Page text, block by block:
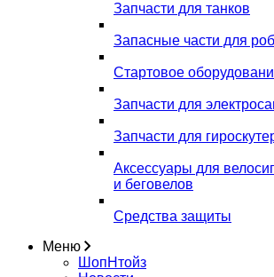
Запчасти для танков
Запасные части для
Стартовое
Запчасти для
Запчасти для
Аксессуары для
и беговелов
Средства защиты
Меню
ШопНтойз